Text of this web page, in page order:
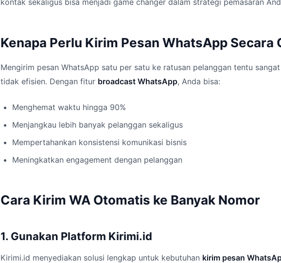
kontak sekaligus bisa menjadi game changer dalam strategi pemasaran
Kenapa Perlu Kirim Pesan WhatsApp Secara
Mengirim pesan WhatsApp satu per satu ke ratusan pelanggan tentu
tidak efisien. Dengan fitur broadcast WhatsApp, Anda bisa:
Menghemat waktu hingga 90%
Menjangkau lebih banyak pelanggan sekaligus
Mempertahankan konsistensi komunikasi bisnis
Meningkatkan engagement dengan pelanggan
Cara Kirim WA Otomatis ke Banyak Nomor
1. Gunakan Platform Kirimi.id
Kirimi.id menyediakan solusi lengkap untuk kebutuhan kirim pesan